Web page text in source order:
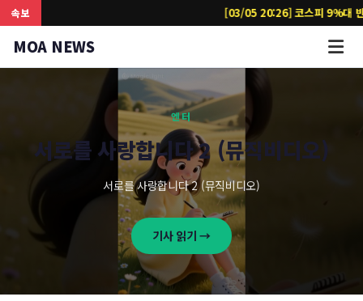
[03/05 20:26] 코스피 9%대 반등·
MOA NEWS
엔터
서로를 사랑합니다 2 (뮤직비디오)
서로를 사랑합니다 2 (뮤직비디오)
기사 읽기 →